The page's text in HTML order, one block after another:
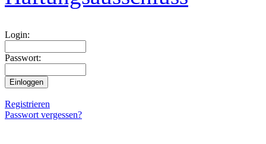
Login:
Passwort:
Registrieren
Passwort vergessen?